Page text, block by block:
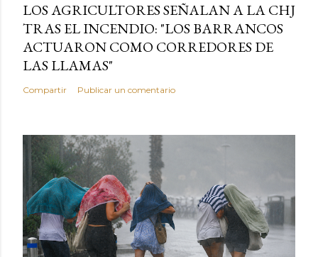
LOS AGRICULTORES SEÑALAN A LA CHJ
TRAS EL INCENDIO: "LOS BARRANCOS
ACTUARON COMO CORREDORES DE
LAS LLAMAS"
Compartir Publicar un comentario